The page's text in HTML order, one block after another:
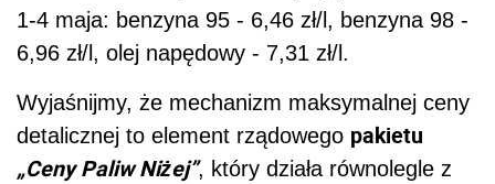
1-4 maja: benzyna 95 - 6,46 zł/l, benzyna 98 -
6,96 zł/l, olej napędowy - 7,31 zł/l.
Wyjaśnijmy, że mechanizm maksymalnej ceny
detalicznej to element rządowego pakietu
„Ceny Paliw Niżej”, który działa równolegle z